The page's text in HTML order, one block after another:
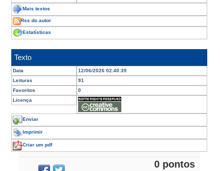
Mais textos
Rss do autor
Estatísticas
Texto
Data
12/06/2026 02:40:39
Leituras
91
Favoritos
0
Licença
Enviar
Imprimir
Criar um pdf
0 pontos